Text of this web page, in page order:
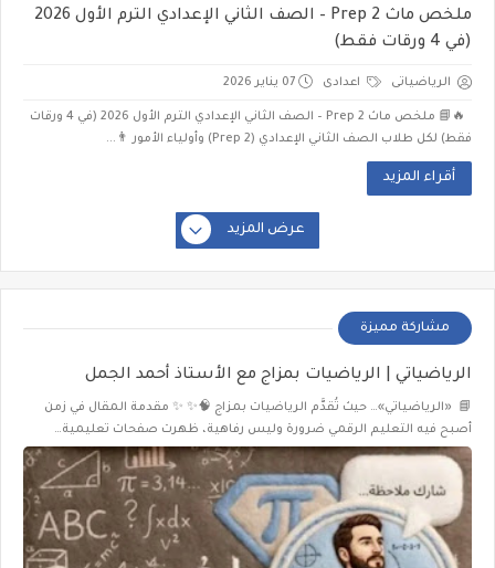
ملخص ماث Prep 2 – الصف الثاني الإعدادي الترم الأول 2026
(في 4 ورقات فقط)
الرياضياتى اعدادى 07 يناير 2026
🔥📘 ملخص ماث Prep 2 – الصف الثاني الإعدادي الترم الأول 2026 (في 4 ورقات
فقط) لكل طلاب الصف الثاني الإعدادي (Prep 2) وأولياء الأمور 👨...
أقراء المزيد
عرض المزيد
مشاركة مميزة
الرياضياتي | الرياضيات بمزاج مع الأستاذ أحمد الجمل
📘 «الرياضياتي»… حيث تُقدَّم الرياضيات بمزاج 🧠✨ ✨ مقدمة المقال في زمن
أصبح فيه التعليم الرقمي ضرورة وليس رفاهية، ظهرت صفحات تعليمية…